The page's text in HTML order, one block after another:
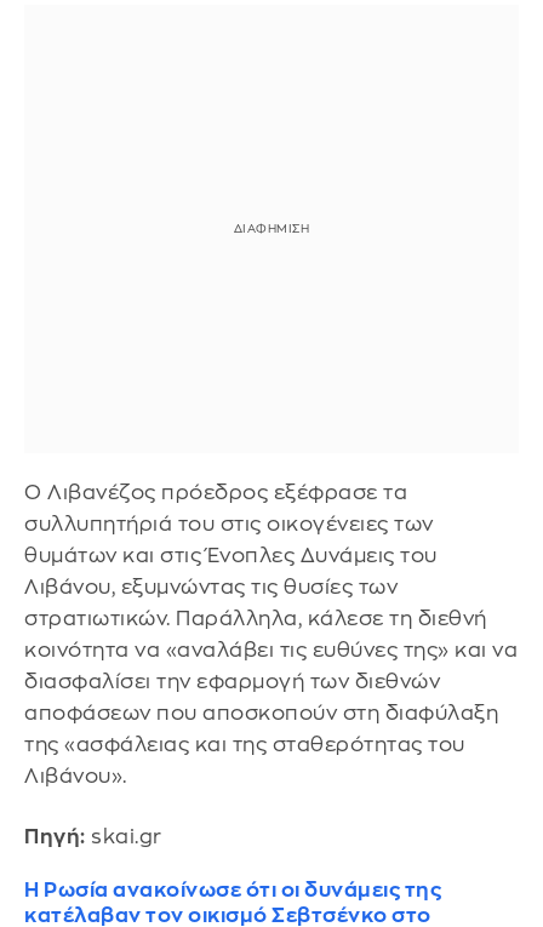
Ο Λιβανέζος πρόεδρος εξέφρασε τα
συλλυπητήριά του στις οικογένειες των
θυμάτων και στις Ένοπλες Δυνάμεις του
Λιβάνου, εξυμνώντας τις θυσίες των
στρατιωτικών. Παράλληλα, κάλεσε τη διεθνή
κοινότητα να «αναλάβει τις ευθύνες της» και να
διασφαλίσει την εφαρμογή των διεθνών
αποφάσεων που αποσκοπούν στη διαφύλαξη
της «ασφάλειας και της σταθερότητας του
Λιβάνου».
Πηγή: skai.gr
Η Ρωσία ανακοίνωσε ότι οι δυνάμεις της
κατέλαβαν τον οικισμό Σεβτσένκο στο